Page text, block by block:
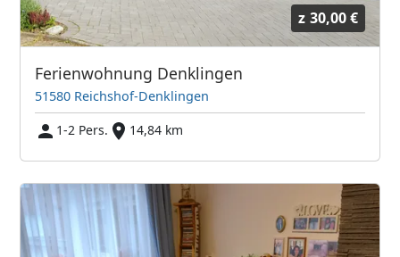
z 30,00 €
Ferienwohnung Denklingen
51580 Reichshof-Denklingen
1-2 Pers.
14,84 km